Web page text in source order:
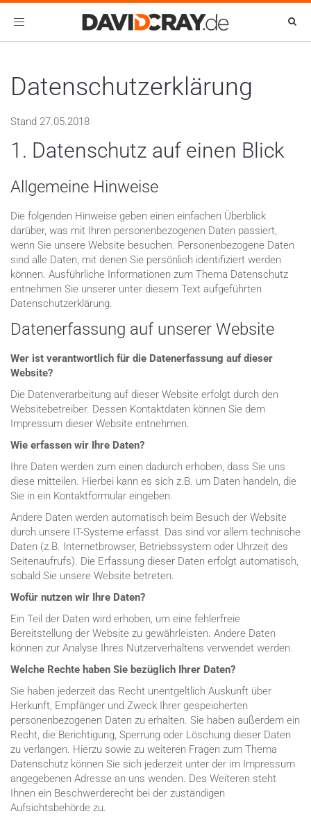
Toggle
Datenschutzerklärung
Stand 27.05.2018
1. Datenschutz auf einen Blick
Allgemeine Hinweise
Die folgenden Hinweise geben einen einfachen Überblick
darüber, was mit Ihren personenbezogenen Daten passiert,
wenn Sie unsere Website besuchen. Personenbezogene Daten
sind alle Daten, mit denen Sie persönlich identifiziert werden
können. Ausführliche Informationen zum Thema Datenschutz
entnehmen Sie unserer unter diesem Text aufgeführten
Datenschutzerklärung.
Datenerfassung auf unserer Website
Wer ist verantwortlich für die Datenerfassung auf dieser
Website?
Die Datenverarbeitung auf dieser Website erfolgt durch den
Websitebetreiber. Dessen Kontaktdaten können Sie dem
Impressum dieser Website entnehmen.
Wie erfassen wir Ihre Daten?
Ihre Daten werden zum einen dadurch erhoben, dass Sie uns
diese mitteilen. Hierbei kann es sich z.B. um Daten handeln, die
Sie in ein Kontaktformular eingeben.
Andere Daten werden automatisch beim Besuch der Website
durch unsere IT-Systeme erfasst. Das sind vor allem technische
Daten (z.B. Internetbrowser, Betriebssystem oder Uhrzeit des
Seitenaufrufs). Die Erfassung dieser Daten erfolgt automatisch,
sobald Sie unsere Website betreten.
Wofür nutzen wir Ihre Daten?
Ein Teil der Daten wird erhoben, um eine fehlerfreie
Bereitstellung der Website zu gewährleisten. Andere Daten
können zur Analyse Ihres Nutzerverhaltens verwendet werden.
Welche Rechte haben Sie bezüglich Ihrer Daten?
Sie haben jederzeit das Recht unentgeltlich Auskunft über
Herkunft, Empfänger und Zweck Ihrer gespeicherten
personenbezogenen Daten zu erhalten. Sie haben außerdem ein
Recht, die Berichtigung, Sperrung oder Löschung dieser Daten
zu verlangen. Hierzu sowie zu weiteren Fragen zum Thema
Datenschutz können Sie sich jederzeit unter der im Impressum
angegebenen Adresse an uns wenden. Des Weiteren steht
Ihnen ein Beschwerderecht bei der zuständigen
Aufsichtsbehörde zu.